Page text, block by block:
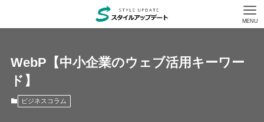
MENU
WebP【中小企業のウェブ活用キーワー
ド】
ビジネスコラム